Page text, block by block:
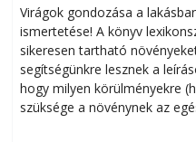
Virágok gondozása a
ismertetése! A könyv
sikeresen tart­ha­tó
segítségünkre lesznek a
hogy milyen körülményekre
szüksége a növénynek az